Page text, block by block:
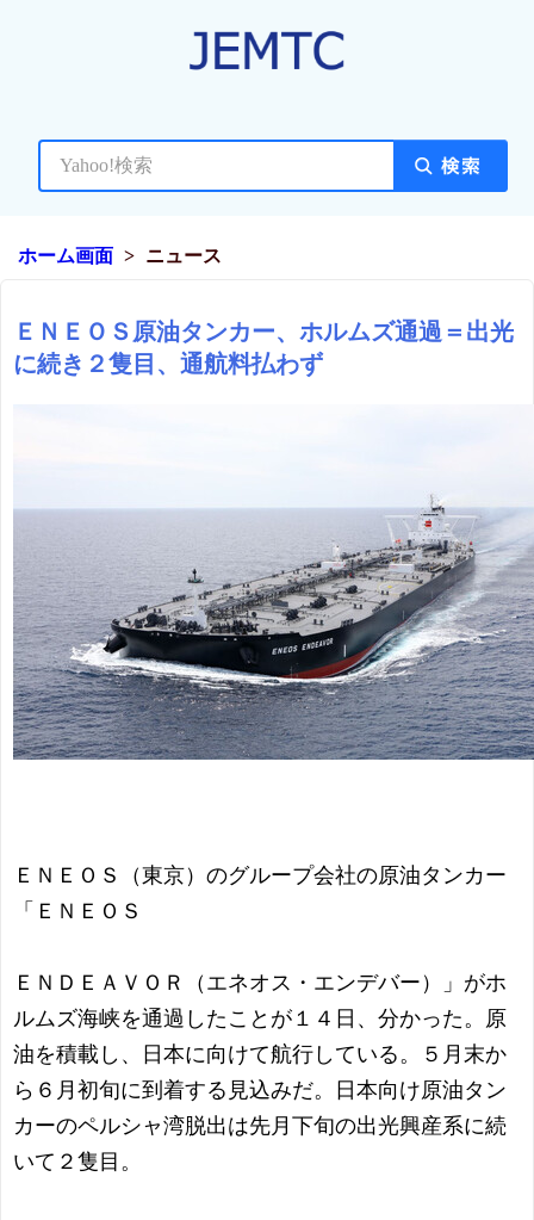
ホーム画面 ニュース
ＥＮＥＯＳ原油タンカー、ホルムズ通過＝出光
に続き２隻目、通航料払わず
ＥＮＥＯＳ（東京）のグループ会社の原油タンカー
「ＥＮＥＯＳ
ＥＮＤＥＡＶＯＲ（エネオス・エンデバー）」がホ
ルムズ海峡を通過したことが１４日、分かった。原
油を積載し、日本に向けて航行している。５月末か
ら６月初旬に到着する見込みだ。日本向け原油タン
カーのペルシャ湾脱出は先月下旬の出光興産系に続
いて２隻目。